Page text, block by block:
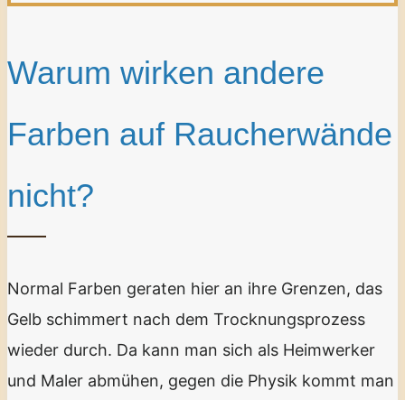
Warum wirken andere
Farben auf Raucherwände
nicht?
Normal Farben geraten hier an ihre Grenzen, das
Gelb schimmert nach dem Trocknungsprozess
wieder durch. Da kann man sich als Heimwerker
und Maler abmühen, gegen die Physik kommt man